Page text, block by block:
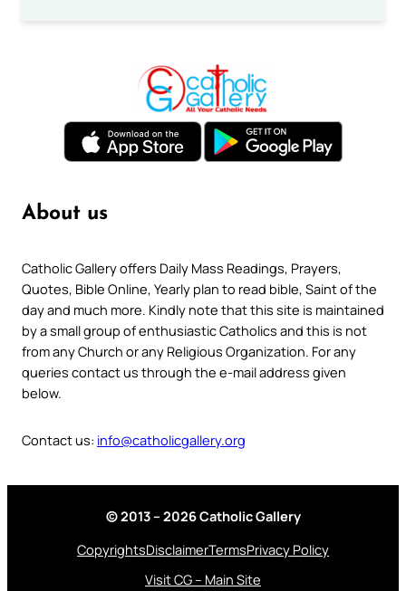
About us
Catholic Gallery offers Daily Mass Readings, Prayers,
Quotes, Bible Online, Yearly plan to read bible, Saint of the
day and much more. Kindly note that this site is maintained
by a small group of enthusiastic Catholics and this is not
from any Church or any Religious Organization. For any
queries contact us through the e-mail address given
below.
Contact us: info@catholicgallery.org
© 2013 – 2026 Catholic Gallery
CopyrightsDisclaimerTermsPrivacy Policy
Visit CG – Main Site